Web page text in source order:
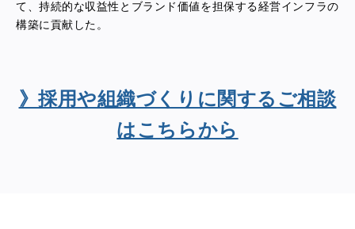
て、持続的な収益性とブランド価値を担保する経営インフラの
構築に貢献した。
》採用や組織づくりに関するご相談
はこちらから